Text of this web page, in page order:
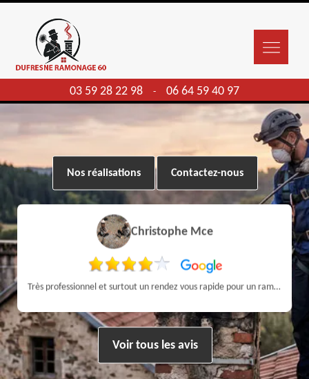
03 59 28 22 98 - 06 64 59 40 97
Nos réalisations Contactez-nous
Christophe Mce
Très professionnel et surtout un rendez vous rapide pour un ramonage efficace
Voir tous les avis